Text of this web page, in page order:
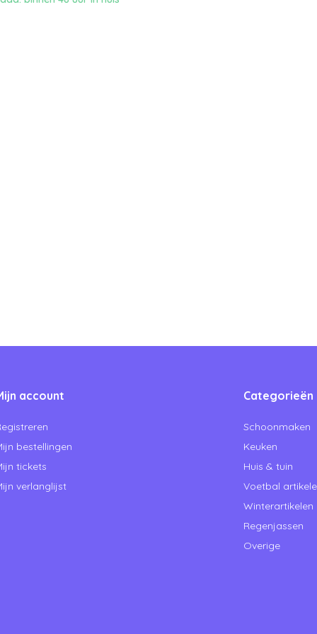
account
bestellingen
tickets
verlanglijst
Categorieën
Schoonmaken
Keuken
Huis & tuin
Voetbal
Winterartikelen
Regenjassen
Overige